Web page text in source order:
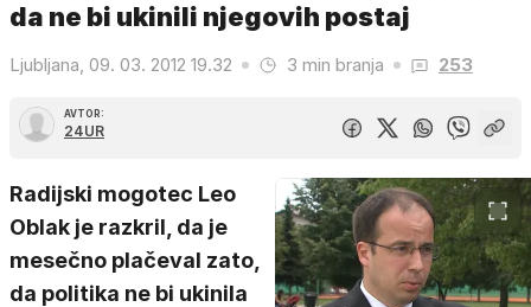
da ne bi ukinili njegovih postaj
Ljubljana, 09. 03. 2012 19.32 3 min branja 253
AVTOR:
24UR
Radijski mogotec Leo
Oblak je razkril, da je
mesečno plačeval zato,
da politika ne bi ukinila